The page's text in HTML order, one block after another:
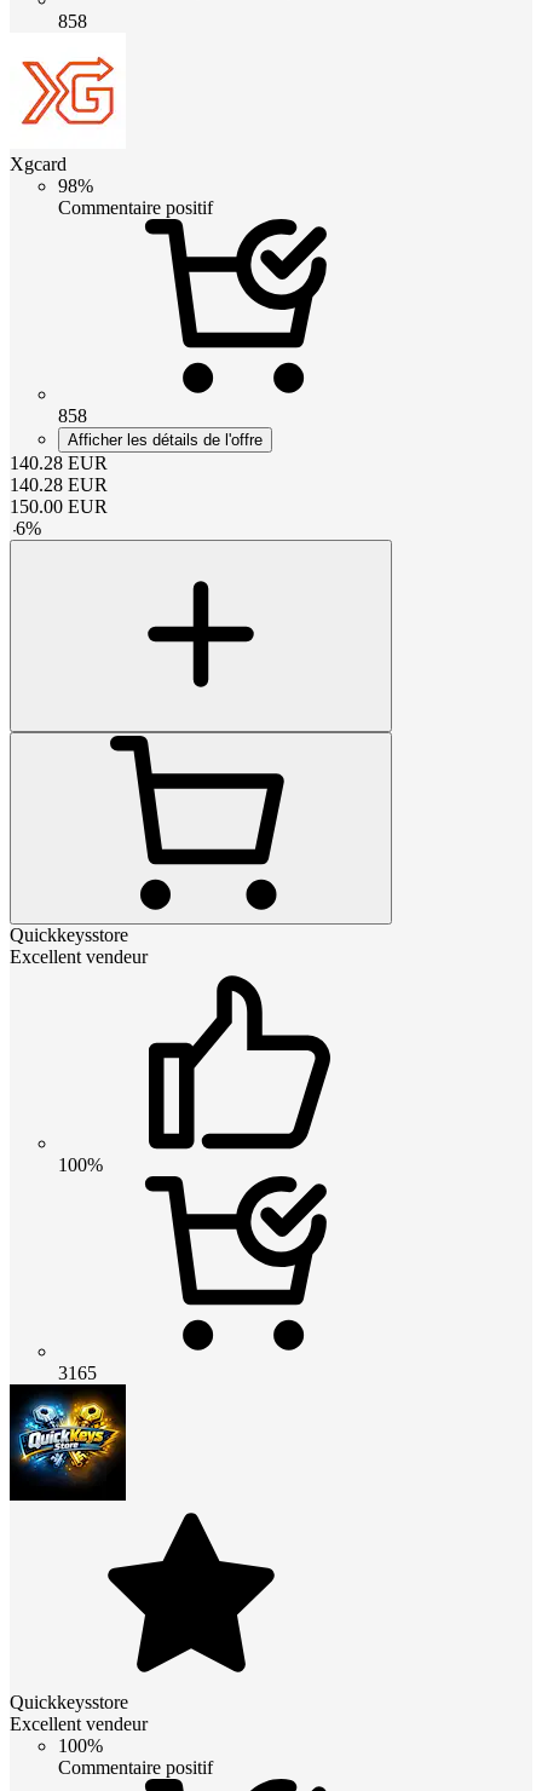
858
Xgcard
98%
Commentaire positif
858
Afficher les détails de l'offre
140.28 EUR
140.28 EUR
150.00 EUR
-6%
Quickkeysstore
Excellent vendeur
100%
3165
Quickkeysstore
Excellent vendeur
100%
Commentaire positif